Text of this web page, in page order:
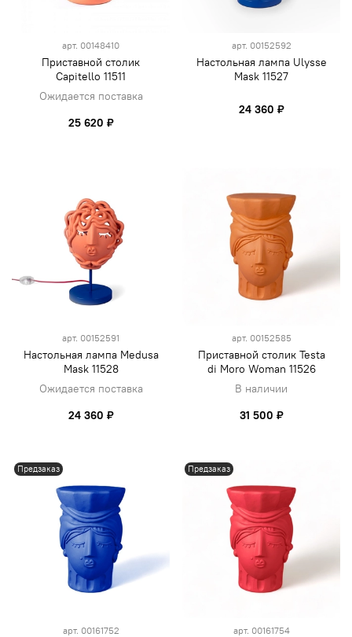
арт. 00148410
Приставной столик
Capitello 11511
Ожидается поставка
25 620 ₽
арт. 00152592
Настольная лампа Ulysse
Mask 11527
24 360 ₽
арт. 00152591
Настольная лампа Medusa
Mask 11528
Ожидается поставка
24 360 ₽
арт. 00152585
Приставной столик Testa
di Moro Woman 11526
В наличии
31 500 ₽
Предзаказ
арт. 00161752
Предзаказ
арт. 00161754